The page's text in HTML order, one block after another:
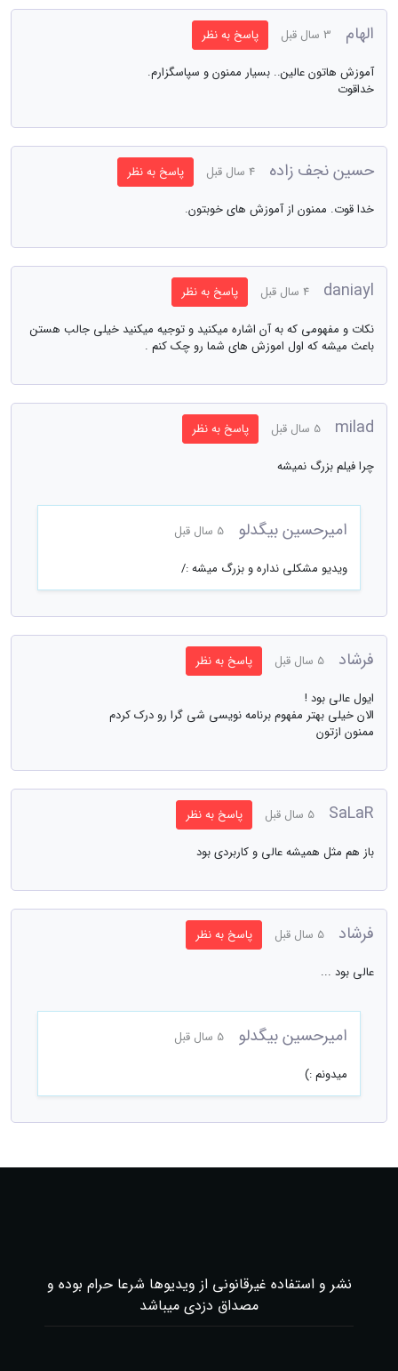
الهام 3 سال قبل
پاسخ به نظر
آموزش هاتون عالین.. بسیار ممنون و سپاسگزارم.
خداقوت
حسین نجف زاده 4 سال قبل
پاسخ به نظر
خدا قوت. ممنون از آموزش های خوبتون.
daniayl 4 سال قبل
پاسخ به نظر
نکات و مفهومی که به آن اشاره میکنید و توجیه میکنید خیلی جالب هستن
باعث میشه که اول اموزش های شما رو چک کنم .
milad 5 سال قبل
پاسخ به نظر
چرا فیلم بزرگ نمیشه
امیرحسین بیگدلو
5 سال قبل
ویدیو مشکلی نداره و بزرگ میشه :/
فرشاد 5 سال قبل
پاسخ به نظر
ایول عالی بود !
الان خیلی بهتر مفهوم برنامه نویسی شی گرا رو درک کردم
ممنون ازتون
SaLaR 5 سال قبل
پاسخ به نظر
باز هم مثل همیشه عالی و کاربردی بود
فرشاد 5 سال قبل
پاسخ به نظر
عالی بود ...
امیرحسین بیگدلو
5 سال قبل
میدونم :)
نشر و استفاده غیرقانونی از ویدیوها شرعا حرام بوده و
مصداق دزدی میباشد